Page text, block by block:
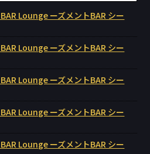
Lounge ーズメントBAR シー
Lounge ーズメントBAR シー
Lounge ーズメントBAR シー
Lounge ーズメントBAR シー
Lounge ーズメントBAR シー